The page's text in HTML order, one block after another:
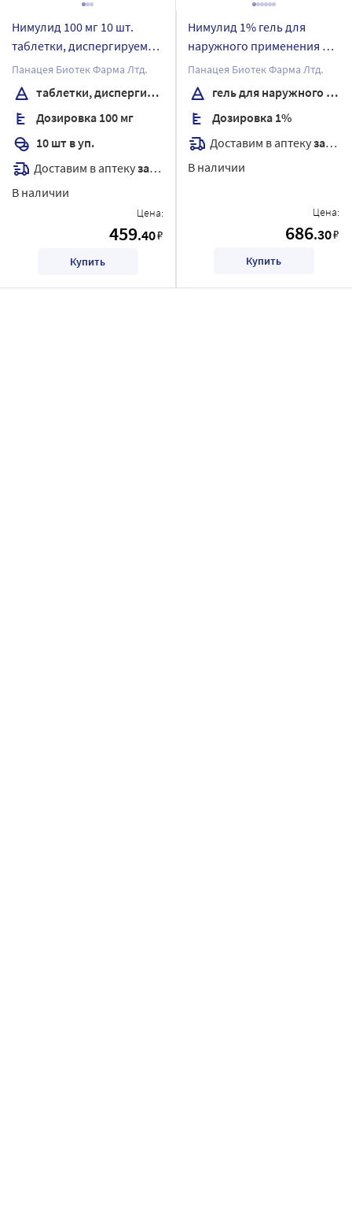
Нимулид 100 мг 10 шт.
таблетки, диспергируемые
в полости рта
Панацея Биотек Фарма Лтд.
таблетки, диспергируемые в полости рта
Дозировка 100 мг
10 шт в уп.
Доставим в аптекузавтра
В наличии
Цена:
459.40₽
Купить
Нимулид 1% гель для
наружного применения 60
гр
Панацея Биотек Фарма Лтд.
гель для наружного применения
Дозировка 1%
Доставим в аптекузавтра
В наличии
Цена:
686.30₽
Купить